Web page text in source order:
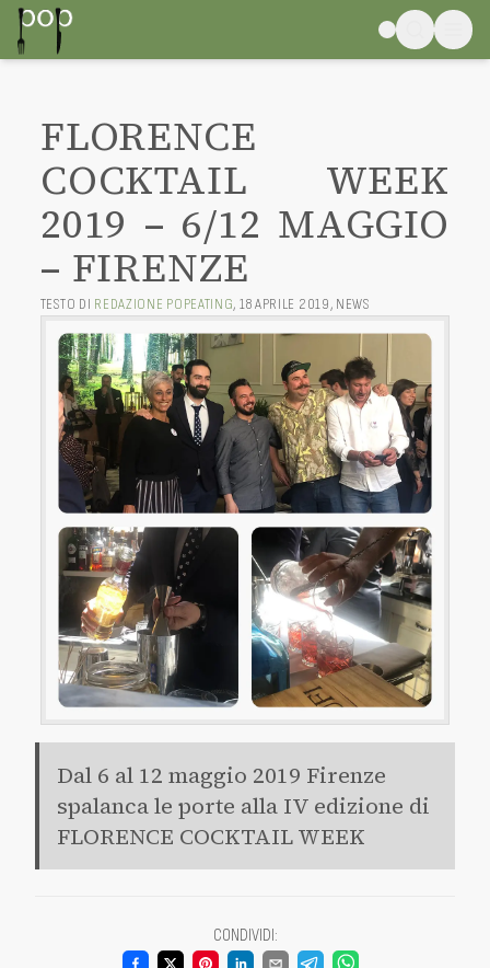
FLORENCE
COCKTAIL WEEK
2019 – 6/12 MAGGIO
– FIRENZE
TESTO DI REDAZIONE POPEATING, 18 APRILE 2019, NEWS
Dal 6 al 12 maggio 2019 Firenze
spalanca le porte alla IV edizione di
FLORENCE COCKTAIL WEEK
CONDIVIDI: